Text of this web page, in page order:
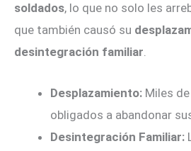
soldados, lo que no solo les
que también causó su
desintegración familiar.
Desplazamiento: Miles
obligados a abandonar
Desintegración Familiar: